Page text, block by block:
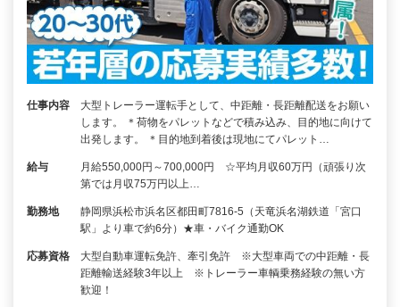
仕事内容
大型トレーラー運転手として、中距離・長距離配送をお願い
します。 ＊荷物をパレットなどで積み込み、目的地に向けて
出発します。 ＊目的地到着後は現地にてパレット…
給与
月給550,000円～700,000円 ☆平均月収60万円（頑張り次
第では月収75万円以上…
勤務地
静岡県浜松市浜名区都田町7816-5（天竜浜名湖鉄道「宮口
駅」より車で約6分）★車・バイク通勤OK
応募資格
大型自動車運転免許、牽引免許 ※大型車両での中距離・長
距離輸送経験3年以上 ※トレーラー車輌乗務経験の無い方
歓迎！